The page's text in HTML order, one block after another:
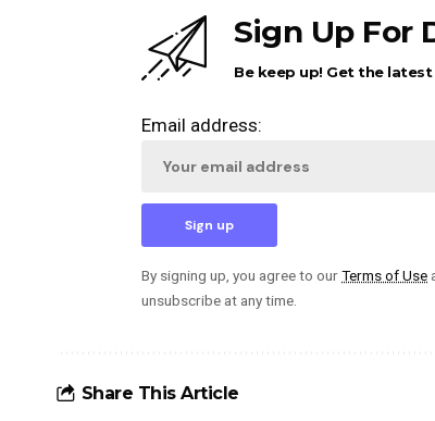
Sign Up For
Be keep up! Get the
Email address:
By signing up, you agree to ourTerms of Use
unsubscribe at any time.
Share This Article